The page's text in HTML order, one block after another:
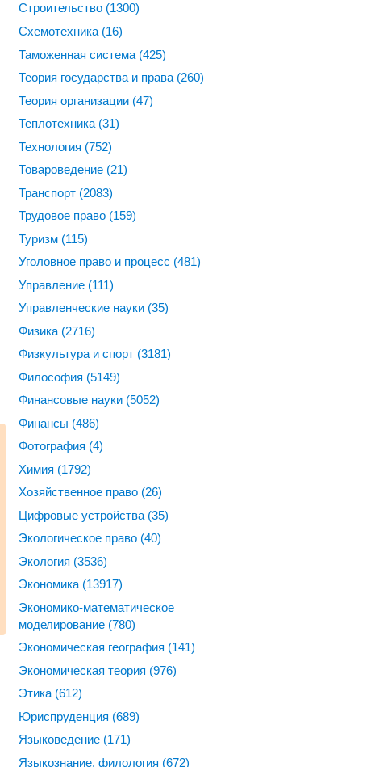
Строительство (1300)
Схемотехника (16)
Таможенная система (425)
Теория государства и права (260)
Теория организации (47)
Теплотехника (31)
Технология (752)
Товароведение (21)
Транспорт (2083)
Трудовое право (159)
Туризм (115)
Уголовное право и процесс (481)
Управление (111)
Управленческие науки (35)
Физика (2716)
Физкультура и спорт (3181)
Философия (5149)
Финансовые науки (5052)
Финансы (486)
Фотография (4)
Химия (1792)
Хозяйственное право (26)
Цифровые устройства (35)
Экологическое право (40)
Экология (3536)
Экономика (13917)
Экономико-математическое
моделирование (780)
Экономическая география (141)
Экономическая теория (976)
Этика (612)
Юриспруденция (689)
Языковедение (171)
Языкознание, филология (672)